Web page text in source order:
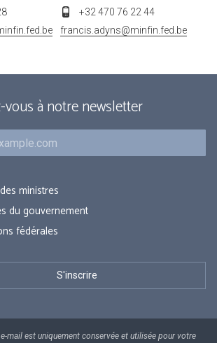
+32 470 76 22 44
francis.adyns@minfin.fed.be
à notre newsletter
ministres
du gouvernement
fédérales
mail est uniquement conservée et utilisée pour votre